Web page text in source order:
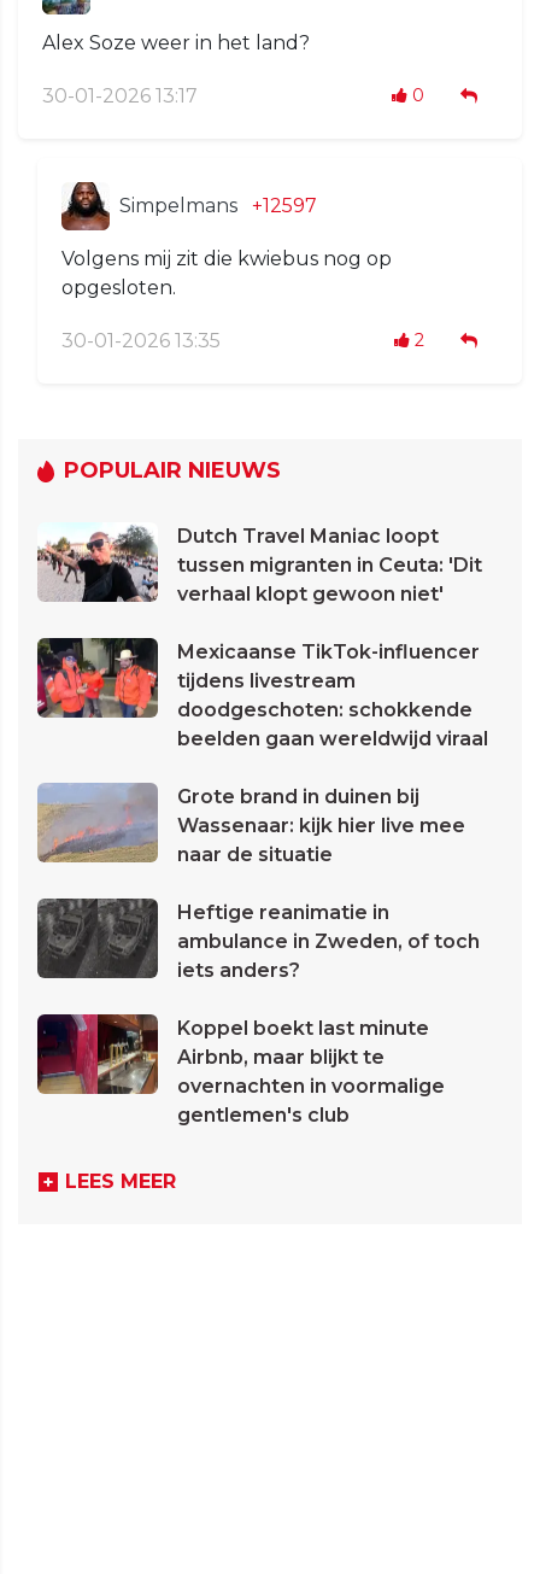
Alex Soze weer in het land?
30-01-2026 13:17 0
Simpelmans +12597
Volgens mij zit die kwiebus nog op
opgesloten.
30-01-2026 13:35 2
POPULAIR NIEUWS
Dutch Travel Maniac loopt
tussen migranten in Ceuta: 'Dit
verhaal klopt gewoon niet'
Mexicaanse TikTok-influencer
tijdens livestream
doodgeschoten: schokkende
beelden gaan wereldwijd viraal
Grote brand in duinen bij
Wassenaar: kijk hier live mee
naar de situatie
Heftige reanimatie in
ambulance in Zweden, of toch
iets anders?
Koppel boekt last minute
Airbnb, maar blijkt te
overnachten in voormalige
gentlemen's club
LEES MEER